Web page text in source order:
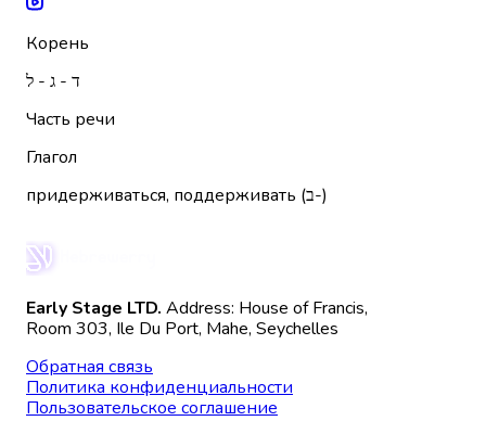
Корень
ד - ג - ל
Часть речи
Глагол
придерживаться, поддерживать (ב-)
Early Stage LTD. Address: House of Francis,
Room 303, Ile Du Port, Mahe, Seychelles
Обратная связь
Политика конфиденциальности
Пользовательское соглашение